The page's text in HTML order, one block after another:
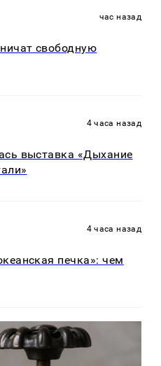
час назад
свободную
4 часа назад
выставка «Дыхание
4 часа назад
печка»: чем